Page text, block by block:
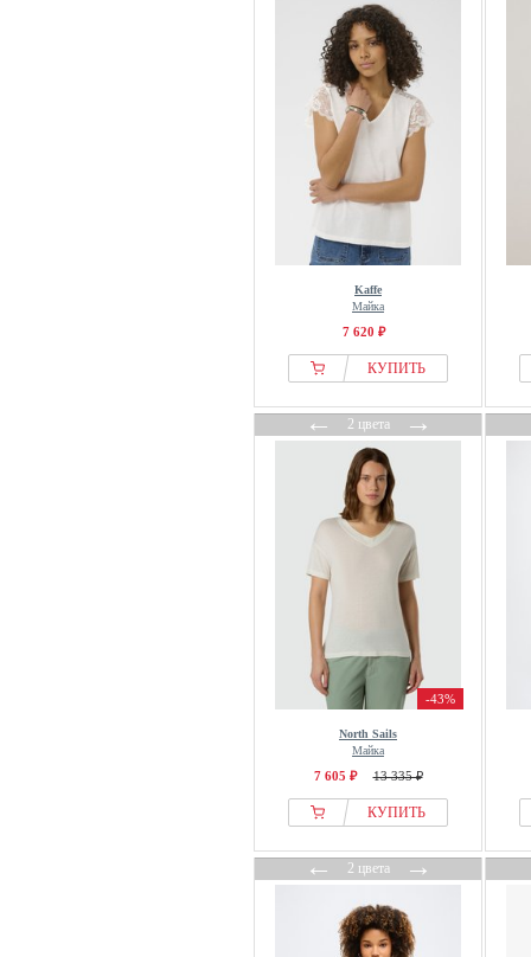
Kaffe
Майка
7 620 ₽
КУПИТЬ
←2 цвета→
-43%
North Sails
Майка
7 605 ₽ 13 335 ₽
КУПИТЬ
←2 цвета→